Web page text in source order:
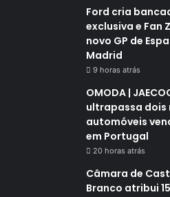
Ford cria
exclusiva e Fan
novo GP de
Madrid
9 horas atrás
OMODA |
ultrapassa dois
automóveis
em Portugal
20 horas atrás
Câmara de
Branco atribui